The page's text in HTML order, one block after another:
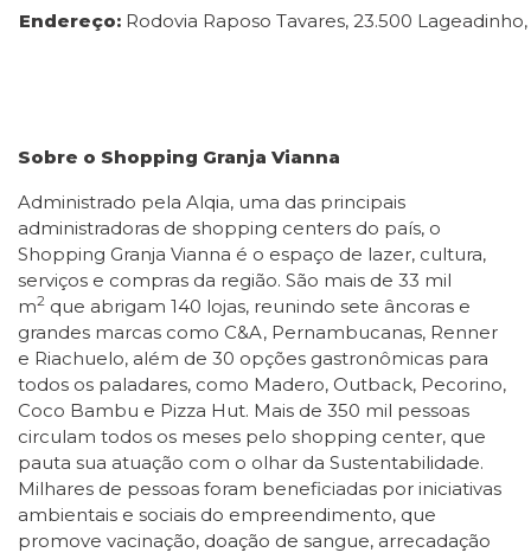
Endereço: Rodovia Raposo Tavares, 23.500 Lageadinho,
Sobre o Shopping Granja Vianna
Administrado pela Alqia, uma das principais
administradoras de shopping centers do país, o
Shopping Granja Vianna é o espaço de lazer, cultura,
serviços e compras da região. São mais de 33 mil
m2 que abrigam 140 lojas, reunindo sete âncoras e
grandes marcas como C&A, Pernambucanas, Renner
e Riachuelo, além de 30 opções gastronômicas para
todos os paladares, como Madero, Outback, Pecorino,
Coco Bambu e Pizza Hut. Mais de 350 mil pessoas
circulam todos os meses pelo shopping center, que
pauta sua atuação com o olhar da Sustentabilidade.
Milhares de pessoas foram beneficiadas por iniciativas
ambientais e sociais do empreendimento, que
promove vacinação, doação de sangue, arrecadação